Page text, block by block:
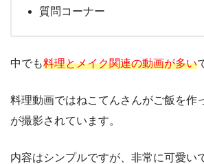
質問コーナー
中でも料理とメイク関連の動画が多い
料理動画ではねこてんさんがご飯を作
が撮影されています。
内容はシンプルですが、非常に可愛い